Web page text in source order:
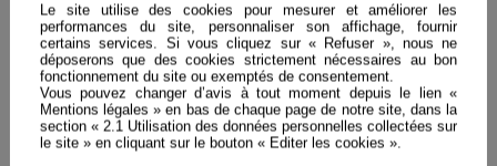
Les différents alignements (hauteur, largeur,
fusion…)
Les différents formats des nombres (dates, entier,
décimal, monétaire)
Les encadrements, les trames
La modification des hauteurs de ligne et largeur de
Le site utilise des cookies pour mesurer et améliorer les
performances du site, personnaliser son affichage, fournir
certains services. Si vous cliquez sur « Refuser », nous ne
déposerons que des cookies strictement nécessaires au bon
fonctionnement du site ou exemptés de consentement.
Vous pouvez changer d’avis à tout moment depuis le lien «
Mentions légales » en bas de chaque page de notre site, dans la
section « 2.1 Utilisation des données personnelles collectées sur
le site » en cliquant sur le bouton « Editer les cookies ».